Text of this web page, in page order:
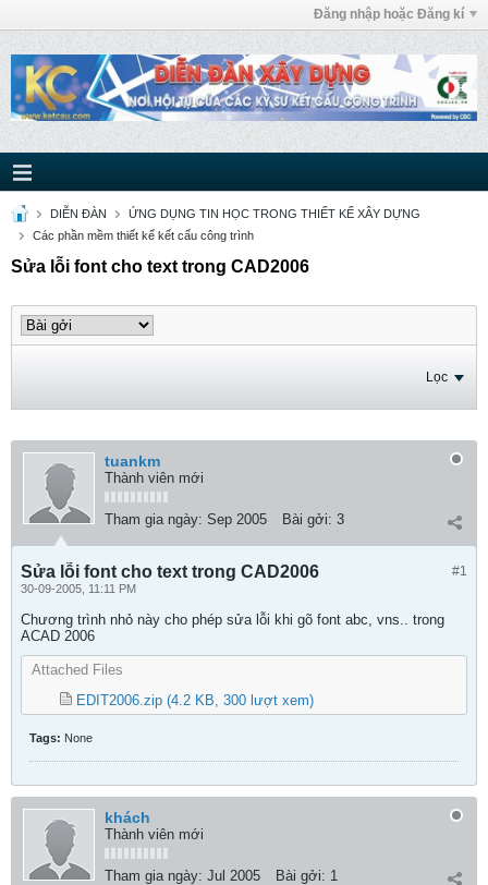
Đăng nhập hoặc Đăng kí
DIỄN ĐÀN
ỨNG DỤNG TIN HỌC TRONG THIẾT KẾ XÂY DỰNG
Các phần mềm thiết kế kết cấu công trình
Sửa lỗi font cho text trong CAD2006
Lọc
tuankm
Thành viên mới
Tham gia ngày: Sep 2005 Bài gởi: 3
#1
Sửa lỗi font cho text trong CAD2006
30-09-2005, 11:11 PM
Chương trình nhỏ này cho phép sửa lỗi khi gõ font abc, vns.. trong
ACAD 2006
Attached Files
EDIT2006.zip (4.2 KB, 300 lượt xem)
Tags: None
khách
Thành viên mới
Tham gia ngày: Jul 2005 Bài gởi: 1